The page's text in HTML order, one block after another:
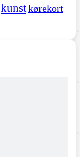
kunstkørekort